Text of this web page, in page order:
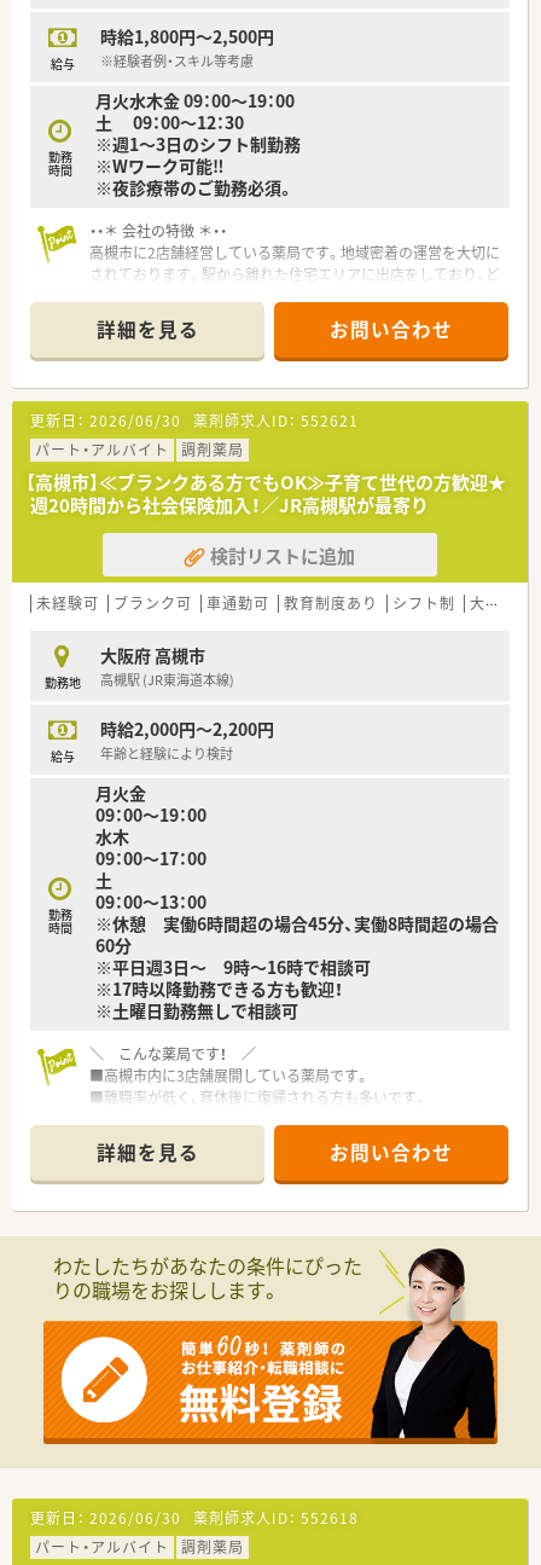
給与
時給1,800円～2,500円
※経験者例・スキル等考慮
勤務
時間
月火水木金 09：00～19：00
土 09：00～12：30
※週1～3日のシフト制勤務
※Wワーク可能‼
※夜診療帯のご勤務必須。
・・＊ 会社の特徴 ＊・・
高槻市に2店舗経営している薬局です。地域密着の運営を大切に
されております。駅から離れた住宅エリアに出店をしており、ど
ていたりします。暖かい雰囲気が魅力な法人様です！
・・＊ 店舗の特徴 ＊・・
■JR「摂津富田」駅からバス10分です。
■管理薬剤師は優しい男性の方で、安心して勤務ができる環境で
す♪
■薬局はとてもキレイで、クリニックと併設しています。
■主婦パートの方が多く在籍しており、助け合いの雰囲気が魅力
的！
・・＊ こんな方に ＊・・
■近隣にお住まいの方！
■未経験でもチャレンジをしたい方
■子育てと両立して勤務したい方
詳細を見る お問い合わせ
更新日： 2026/06/30 薬剤師求人ID： 552621
パート・アルバイト
調剤薬局
【高槻市】≪ブランクある方でもOK≫子育て世代の方歓迎★
週20時間から社会保険加入！／JR高槻駅が最寄り
検討リストに追加
未経験可 ブランク可 車通勤可 教育制度あり シフト制 大手チェーン以外
勤務地
大阪府 高槻市
高槻駅 (JR東海道本線)
給与
時給2,000円～2,200円
年齢と経験により検討
勤務
時間
月火金
09：00～19：00
水木
09：00～17：00
土
09：00～13：00
※休憩 実働6時間超の場合45分、実働8時間超の場合
60分
※平日週3日～ 9時～16時で相談可
※17時以降勤務できる方も歓迎！
※土曜日勤務無しで相談可
＼ こんな薬局です！ ／
■高槻市内に3店舗展開している薬局です。
■離職率が低く、育休後に復帰される方も多いです。
す。
詳細を見る お問い合わせ
わたしたちがあなたの条件にぴった
りの職場をお探しします。
更新日： 2026/06/30 薬剤師求人ID： 552618
パート・アルバイト
調剤薬局